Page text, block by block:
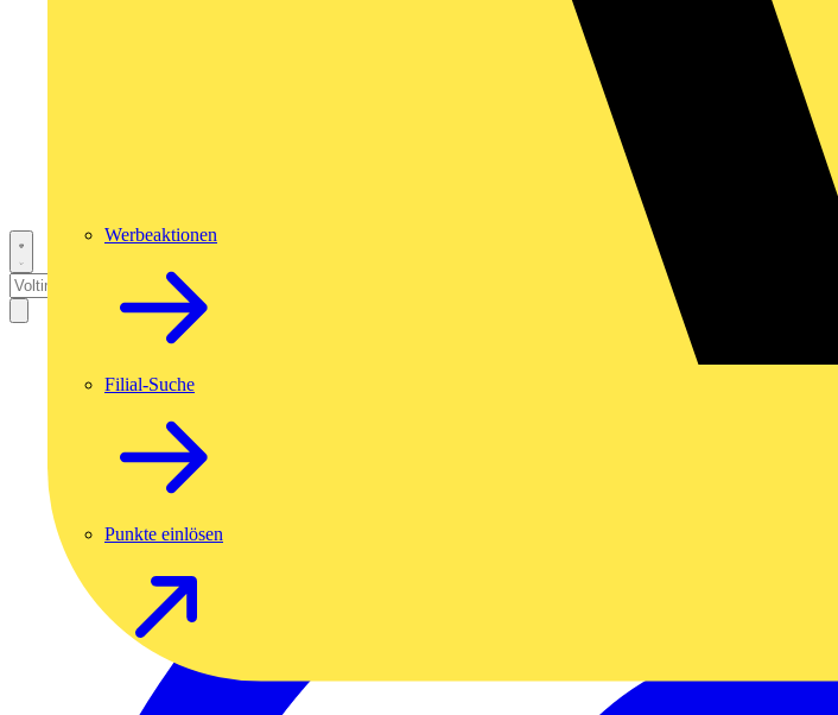
Werbeaktionen
Filial-Suche
Punkte einlösen